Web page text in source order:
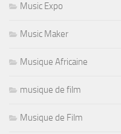
Music Expo
Music Maker
Musique Africaine
musique de film
Musique de Film